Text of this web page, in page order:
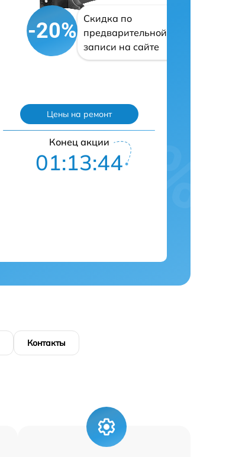
-20%
Скидка по
предварительной
записи на сайте
Цены на ремонт
Конец акции
01:13:43
Контакты